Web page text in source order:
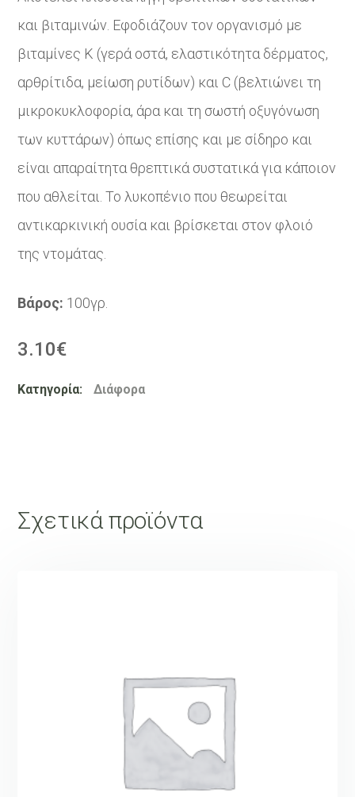
και βιταμινών. Εφοδιάζουν τον οργανισμό με
βιταμίνες Κ (γερά οστά, ελαστικότητα δέρματος,
αρθρίτιδα, μείωση ρυτίδων) και C (βελτιώνει τη
μικροκυκλοφορία, άρα και τη σωστή οξυγόνωση
των κυττάρων) όπως επίσης και με σίδηρο και
είναι απαραίτητα θρεπτικά συστατικά για κάποιον
που αθλείται. Το λυκοπένιο που θεωρείται
αντικαρκινική ουσία και βρίσκεται στον φλοιό
της ντομάτας.
Βάρος: 100γρ.
3.10€
Κατηγορία: Διάφορα
Σχετικά προϊόντα